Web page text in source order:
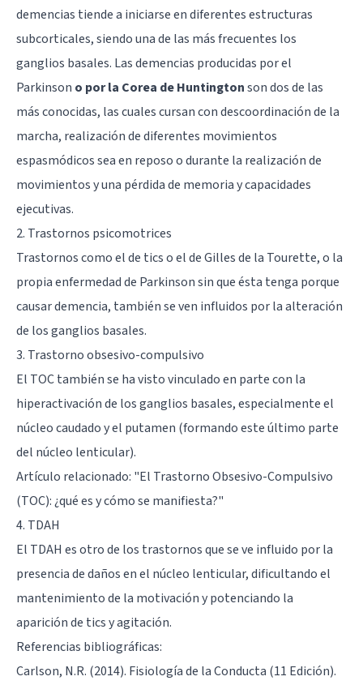
demencias tiende a iniciarse en diferentes estructuras
subcorticales, siendo una de las más frecuentes los
ganglios basales. Las demencias producidas por el
Parkinson o por la Corea de Huntingtonson dos de las
más conocidas, las cuales cursan con descoordinación de la
marcha, realización de diferentes movimientos
espasmódicos sea en reposo o durante la realización de
movimientos y una pérdida de memoria y capacidades
ejecutivas.
2. Trastornos psicomotrices
Trastornos como el de tics o el de Gilles de la Tourette, o la
propia enfermedad de Parkinson sin que ésta tenga porque
causar demencia, también se ven influidos por la alteración
de los ganglios basales.
3. Trastorno obsesivo-compulsivo
El TOC también se ha visto vinculado en parte con la
hiperactivación de los ganglios basales, especialmente el
núcleo caudado y el putamen (formando este último parte
del núcleo lenticular).
Artículo relacionado: "El Trastorno Obsesivo-Compulsivo
(TOC): ¿qué es y cómo se manifiesta?"
4. TDAH
El TDAH es otro de los trastornos que se ve influido por la
presencia de daños en el núcleo lenticular, dificultando el
mantenimiento de la motivación y potenciando la
aparición de tics y agitación.
Referencias bibliográficas:
Carlson, N.R. (2014). Fisiología de la Conducta (11 Edición).